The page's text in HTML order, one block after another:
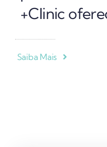
+Clinic
Saiba Mais